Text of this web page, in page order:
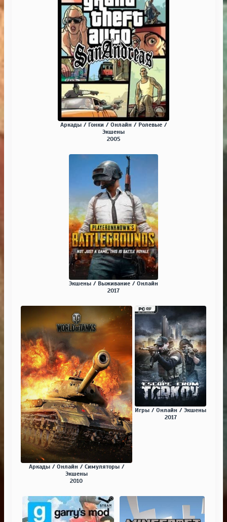
Аркады / Гонки / Онлайн / Ролевые /
Экшены
2005
Экшены / Выживание / Онлайн
2017
Аркады / Онлайн / Симуляторы /
Экшены
2010
Игры / Онлайн / Экшены
2017